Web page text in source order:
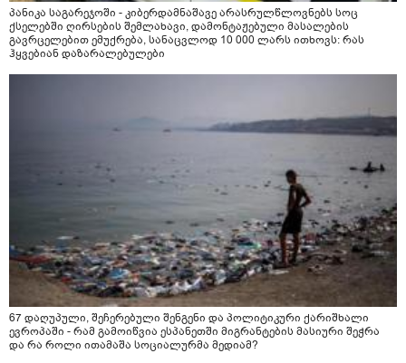
პანიკა საგარეჯოში - კიბერდამნაშავე არასრულწლოვნებს სოც
ქსელებში ღირსების შემლახავი, დამონტაჟებული მასალების
გავრცელებით ემუქრება, სანაცვლოდ 10 000 ლარს ითხოვს: რას
ჰყვებიან დაზარალებულები
67 დაღუპული, შეჩერებული შენგენი და პოლიტიკური ქარიშხალი
ევროპაში - რამ გამოიწვია ესპანეთში მიგრანტების მასიური შეჭრა
და რა როლი ითამაშა სოციალურმა მედიამ?